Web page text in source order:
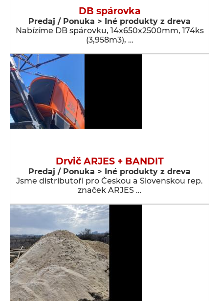
DB spárovka
Predaj / Ponuka > Iné produkty z dreva
Nabízíme DB spárovku, 14x650x2500mm, 174ks
(3,958m3), …
Drvič ARJES + BANDIT
Predaj / Ponuka > Iné produkty z dreva
Jsme distributoři pro Českou a Slovenskou rep.
značek ARJES …